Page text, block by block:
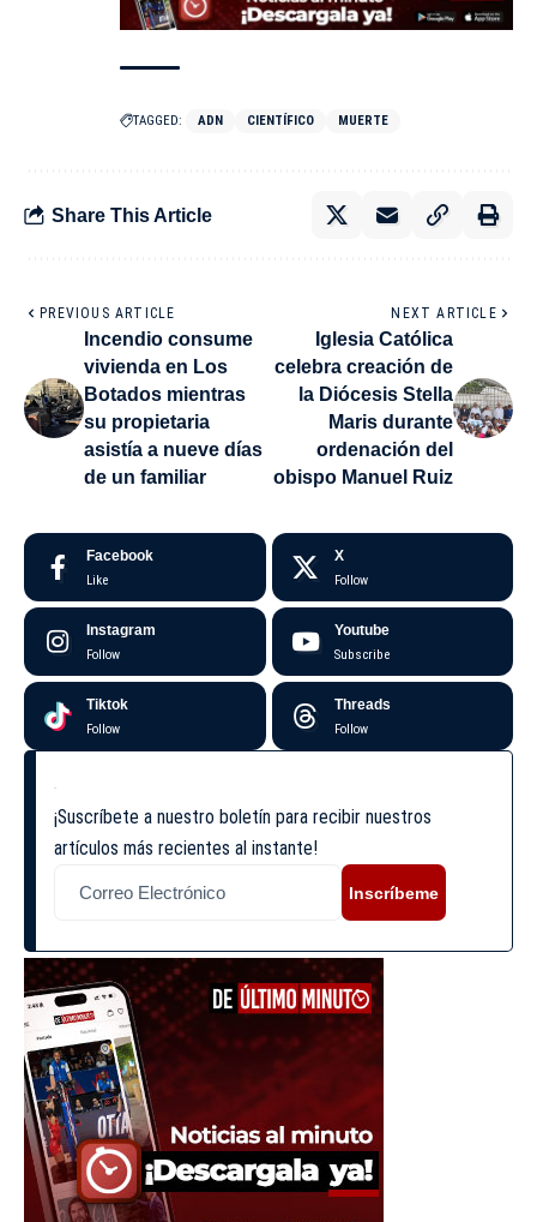
TAGGED: ADN CIENTÍFICO MUERTE
Share This Article
PREVIOUS ARTICLE
Incendio consume
vivienda en Los
Botados mientras
su propietaria
asistía a nueve días
de un familiar
NEXT ARTICLE
Iglesia Católica
celebra creación de
la Diócesis Stella
Maris durante
ordenación del
obispo Manuel Ruiz
Facebook
Like
X
Follow
Instagram
Follow
Youtube
Subscribe
Tiktok
Follow
Threads
Follow
¡Suscríbete a nuestro boletín para recibir nuestros
artículos más recientes al instante!
Inscríbeme